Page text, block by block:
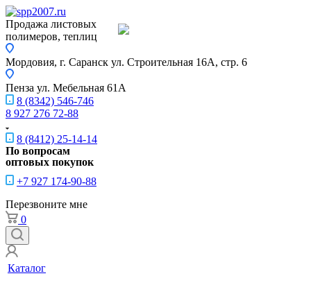
Продажа листовых
полимеров, теплиц
Мордовия, г. Саранск ул. Строительная 16A, стр. 6
Пенза ул. Мебельная 61А
8 (8342) 546-746
8 927 276 72-88
8 (8412) 25-14-14
По вопросам
оптовых покупок
+7 927 174-90-88
Перезвоните мне
0
Каталог